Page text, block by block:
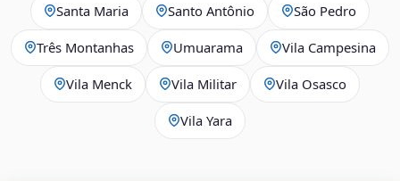
Santa Maria Santo Antônio São Pedro
Três Montanhas Umuarama Vila Campesina
Vila Menck Vila Militar Vila Osasco
Vila Yara